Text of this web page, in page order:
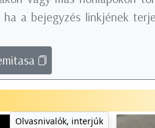
a bejegyzés linkjének
Olvasnivalók, interjúk